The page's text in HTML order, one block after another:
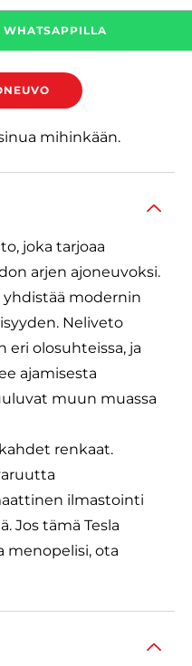
WHATSAPPILLA
mihinkään.
joka tarjoaa
arjen ajoneuvoksi.
yhdistää modernin
Neliveto
eri olosuhteissa, ja
ajamisesta
muun muassa
renkaat.
ilmastointi
Jos tämä Tesla
menopelisi, ota